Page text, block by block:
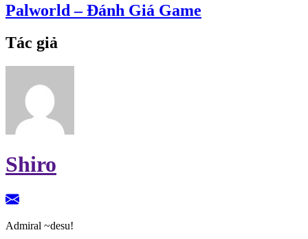
Palworld – Đánh Giá Game
Tác giả
Shiro
Admiral ~desu!